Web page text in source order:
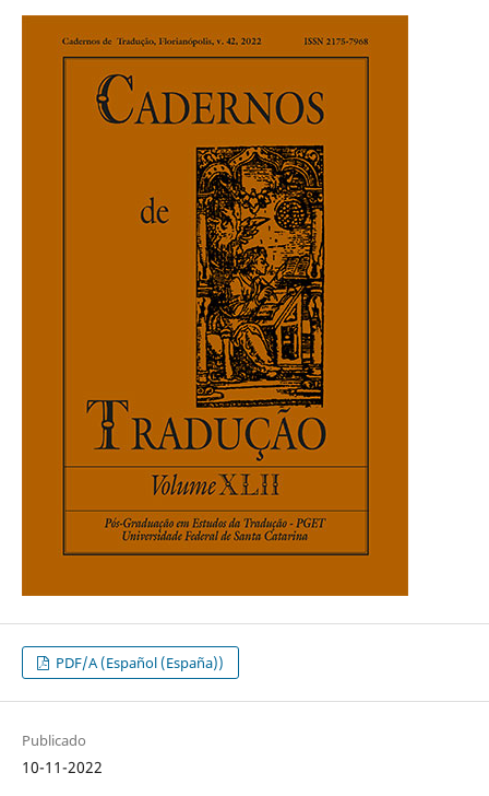
PDF/A (Español (España))
Publicado
10-11-2022